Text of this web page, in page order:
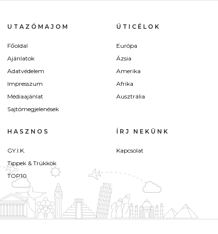
UTAZÓMAJOM
Főoldal
Ajánlatok
Adatvédelem
Impresszum
Médiaajánlat
Sajtómegjelenések
ÚTICÉLOK
Európa
Ázsia
Amerika
Afrika
Ausztrália
HASZNOS
GY.I.K.
Tippek & Trükkök
TOP10
ÍRJ NEKÜNK
Kapcsolat